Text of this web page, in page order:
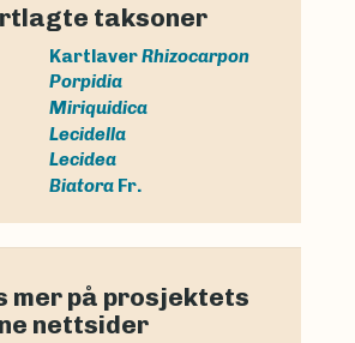
taksoner
KartlaverRhizocarpon
Porpidia
Miriquidica
Lecidella
Lecidea
Biatora Fr.
mer på prosjektets
nettsider